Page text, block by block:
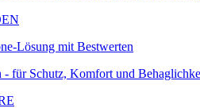
Lösung mit Bestwerten